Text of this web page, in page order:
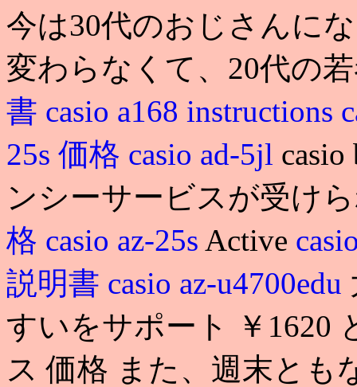
今は30代のおじさんに
変わらなくて、20代の
書 casio a168 instructions
25s 価格 casio ad-5jl
ンシーサービスが受け
格 casio az-25s Active
説明書 casio az-u4700edu
すいをサポート ￥1620
ス 価格 また、週末とも